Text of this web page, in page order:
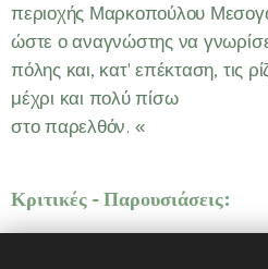
περιοχής Μαρκοπούλου
ώστε ο αναγνώστης να
πόλης και, κατ' επέκταση, τις
μέχρι και πολύ πίσω
στο παρελθόν. «
Κριτικές - Παρουσιάσεις: